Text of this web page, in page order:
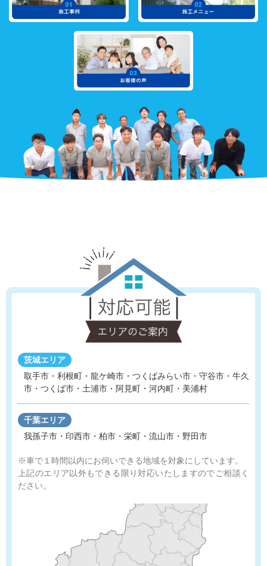
茨城エリア
取手市・利根町・龍ケ崎市・つくばみらい市・守谷市 ・ 牛久
市・つくば市・土浦市・阿見町・河内町・美浦村
千葉エリア
我孫子市・印西市・柏市・栄町・流山市・野田市
※車で１時間以内にお伺いできる地域を対象にしています。
上記のエリア以外もできる限り対応いたしますのでご相談く
ださい。